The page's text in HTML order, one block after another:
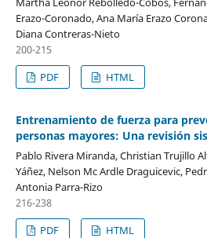
Erazo-Coronado, Ana María Erazo
Diana Contreras-Nieto
200-215
PDF
HTML
Entrenamiento de fuerza para
personas mayores: Una revisión
Pablo Rivera Miranda, Christian Trujillo
Yáñez, Nelson Mc Ardle Draguicevic,
Antonia Parra-Rizo
216-238
PDF
HTML